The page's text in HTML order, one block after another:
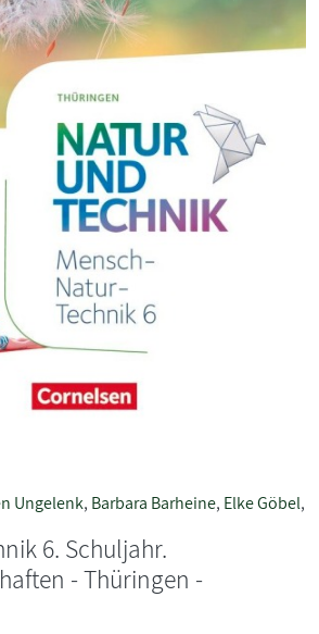
Ungelenk, Barbara Barheine, Elke Göbel,
6. Schuljahr.
- Thüringen -